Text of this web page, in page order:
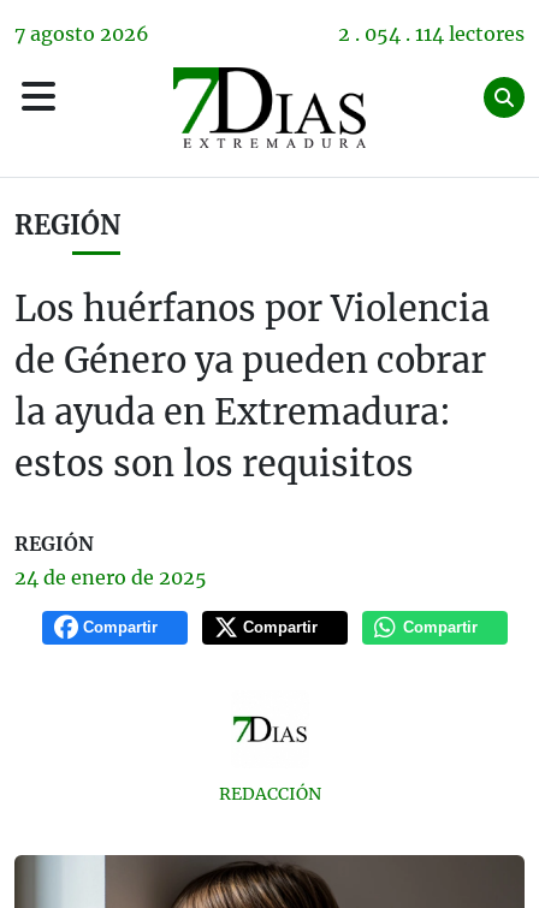
7 agosto 2026 2 . 054 . 114 lectores
REGIÓN
Los huérfanos por Violencia
de Género ya pueden cobrar
la ayuda en Extremadura:
estos son los requisitos
REGIÓN
24 de enero de 2025
Compartir Compartir Compartir
REDACCIÓN